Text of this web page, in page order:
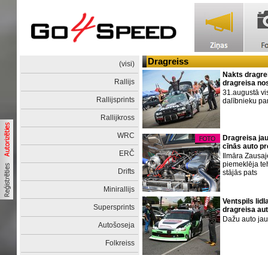
(visi)
Rallijs
Rallijsprints
Rallijkross
WRC
ERČ
Drifts
Minirallijs
Supersprints
Autošoseja
Folkreiss
Dragreiss
Nakts
dragreisa
31.augustā
dalībnieku
Dragreisa
cīnās auto
Ilmāra
piemeklēja
stājās pats
Ventspils
dragreisa
Dažu auto